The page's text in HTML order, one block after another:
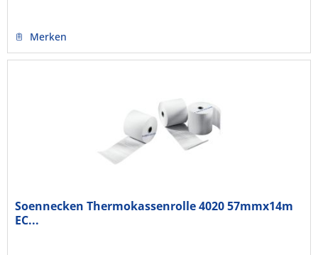
Merken
Soennecken Thermokassenrolle 4020 57mmx14m
EC...